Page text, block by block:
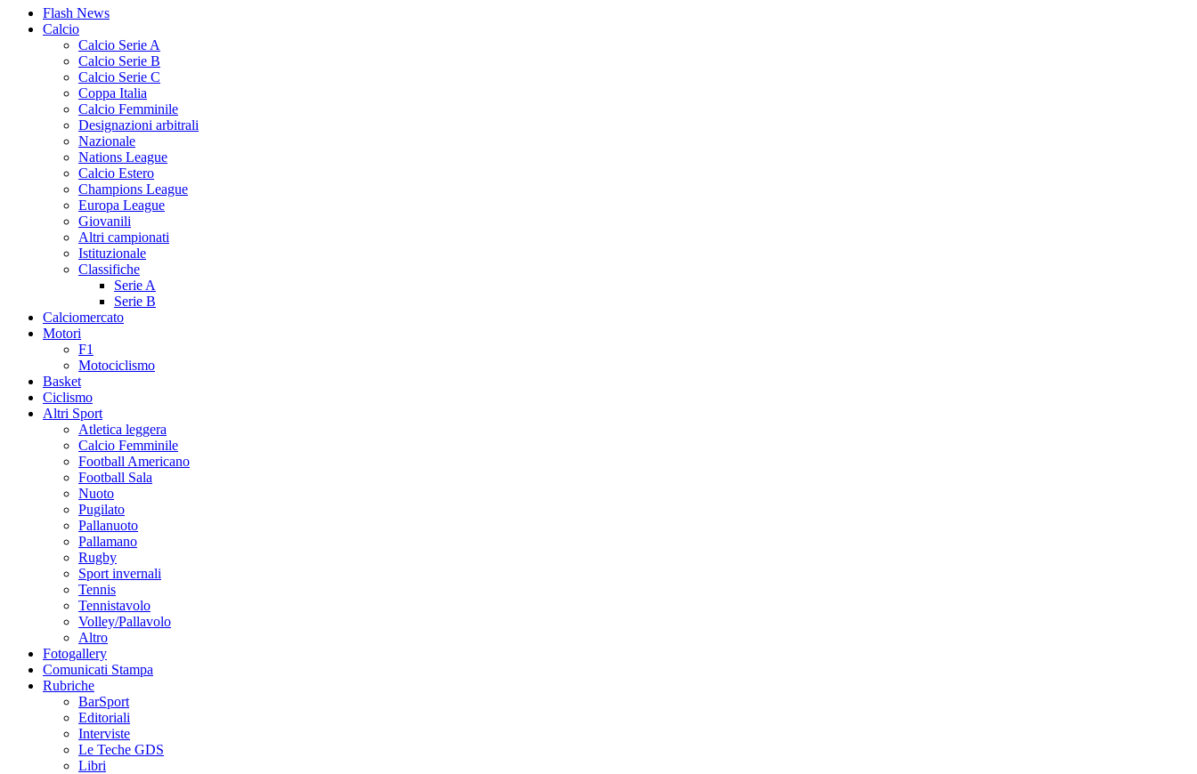
Flash News
Calcio
Calcio Serie A
Calcio Serie B
Calcio Serie C
Coppa Italia
Calcio Femminile
Designazioni arbitrali
Nazionale
Nations League
Calcio Estero
Champions League
Europa League
Giovanili
Altri campionati
Istituzionale
Classifiche
Serie A
Serie B
Calciomercato
Motori
F1
Motociclismo
Basket
Ciclismo
Altri Sport
Atletica leggera
Calcio Femminile
Football Americano
Football Sala
Nuoto
Pugilato
Pallanuoto
Pallamano
Rugby
Sport invernali
Tennis
Tennistavolo
Volley/Pallavolo
Altro
Fotogallery
Comunicati Stampa
Rubriche
BarSport
Editoriali
Interviste
Le Teche GDS
Libri